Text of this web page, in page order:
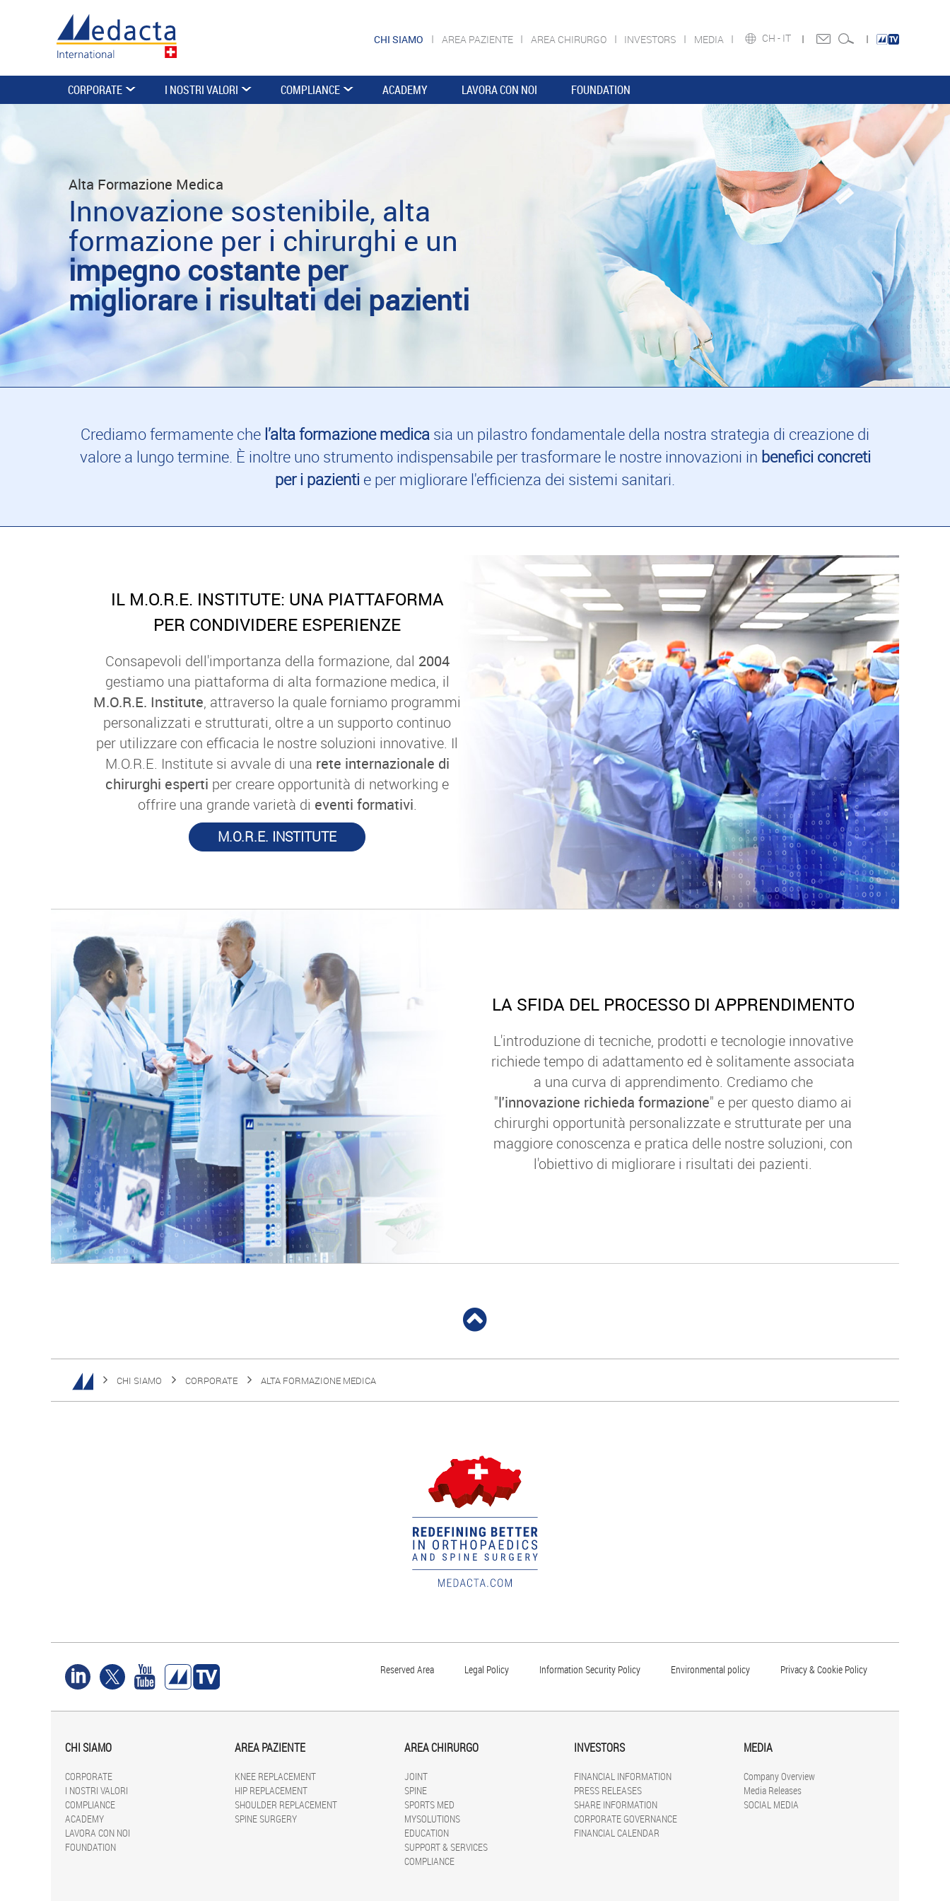
CH - IT
CHI SIAMO AREA PAZIENTE AREA CHIRURGO INVESTORS MEDIA
CORPORATE I NOSTRI VALORI COMPLIANCE ACADEMY LAVORA CON NOI FOUNDATION
Alta Formazione Medica
Innovazione sostenibile, alta
formazione per i chirurghi e un
impegno costante per
migliorare i risultati dei pazienti
Crediamo fermamente che l’alta formazione medica sia un pilastro fondamentale della nostra strategia di creazione di
valore a lungo termine. È inoltre uno strumento indispensabile per trasformare le nostre innovazioni in benefici concreti
per i pazienti e per migliorare l'efficienza dei sistemi sanitari.
IL M.O.R.E. INSTITUTE: UNA PIATTAFORMA
PER CONDIVIDERE ESPERIENZE
Consapevoli dell'importanza della formazione, dal 2004
gestiamo una piattaforma di alta formazione medica, il
M.O.R.E. Institute, attraverso la quale forniamo programmi
personalizzati e strutturati, oltre a un supporto continuo
per utilizzare con efficacia le nostre soluzioni innovative. Il
M.O.R.E. Institute si avvale di una rete internazionale di
chirurghi esperti per creare opportunità di networking e
offrire una grande varietà di eventi formativi.
M.O.R.E. INSTITUTE
LA SFIDA DEL PROCESSO DI APPRENDIMENTO
L'introduzione di tecniche, prodotti e tecnologie innovative
richiede tempo di adattamento ed è solitamente associata
a una curva di apprendimento. Crediamo che
"l'innovazione richieda formazione" e per questo diamo ai
chirurghi opportunità personalizzate e strutturate per una
maggiore conoscenza e pratica delle nostre soluzioni, con
l'obiettivo di migliorare i risultati dei pazienti.
CHI SIAMO CORPORATE ALTA FORMAZIONE MEDICA
Reserved Area Legal Policy Information Security Policy Environmental policy Privacy & Cookie Policy
CHI SIAMO
CORPORATE
I NOSTRI VALORI
COMPLIANCE
ACADEMY
LAVORA CON NOI
FOUNDATION
AREA PAZIENTE
KNEE REPLACEMENT
HIP REPLACEMENT
SHOULDER REPLACEMENT
SPINE SURGERY
AREA CHIRURGO
JOINT
SPINE
SPORTS MED
MYSOLUTIONS
EDUCATION
SUPPORT & SERVICES
COMPLIANCE
INVESTORS
FINANCIAL INFORMATION
PRESS RELEASES
SHARE INFORMATION
CORPORATE GOVERNANCE
FINANCIAL CALENDAR
MEDIA
Company Overview
Media Releases
SOCIAL MEDIA